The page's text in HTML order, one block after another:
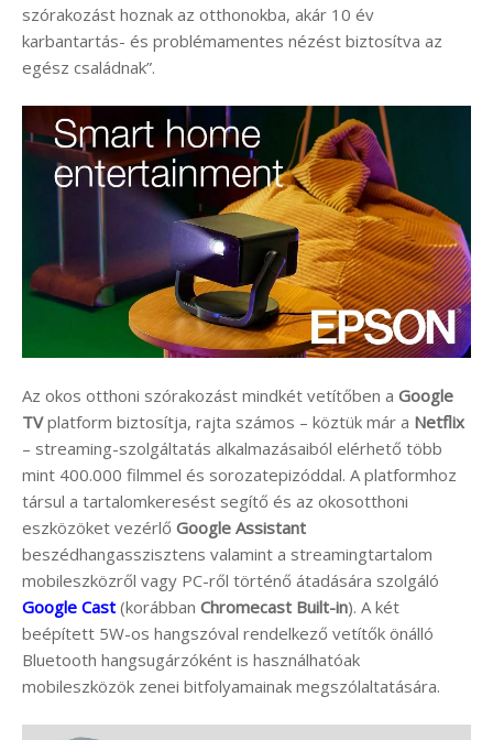
szórakozást hoznak az otthonokba, akár 10 év
karbantartás- és problémamentes nézést biztosítva az
egész családnak”.
Az okos otthoni szórakozást mindkét vetítőben a Google
TVplatform biztosítja, rajta számos – köztük már a Netflix
– streaming-szolgáltatás alkalmazásaiból elérhető több
mint 400.000 filmmel és sorozatepizóddal. A platformhoz
társul a tartalomkeresést segítő és az okosotthoni
eszközöket vezérlő Google Assistant
beszédhangasszisztens valamint a streamingtartalom
mobileszközről vagy PC-ről történő átadására szolgáló
Google Cast (korábban Chromecast Built-in). A két
beépített 5W-os hangszóval rendelkező vetítők önálló
Bluetooth hangsugárzóként is használhatóak
mobileszközök zenei bitfolyamainak megszólaltatására.